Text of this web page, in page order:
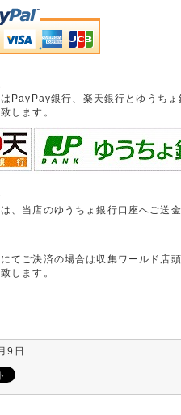
PayPay銀行、楽天銀行とゆうちょ
します。
、当店のゆうちょ銀行口座へご送
てご決済の場合は収集ワールド店
します。
9日